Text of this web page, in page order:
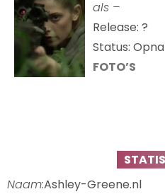
als –
Release: ?
Status:
FOTO’S
Naam:Ashley-Greene.nl